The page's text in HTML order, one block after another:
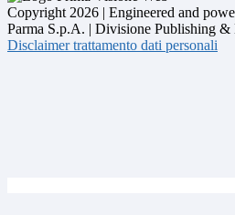
Copyright 2026 | Engineered and
Parma S.p.A. | Divisione Publishing
Disclaimer trattamento dati personali